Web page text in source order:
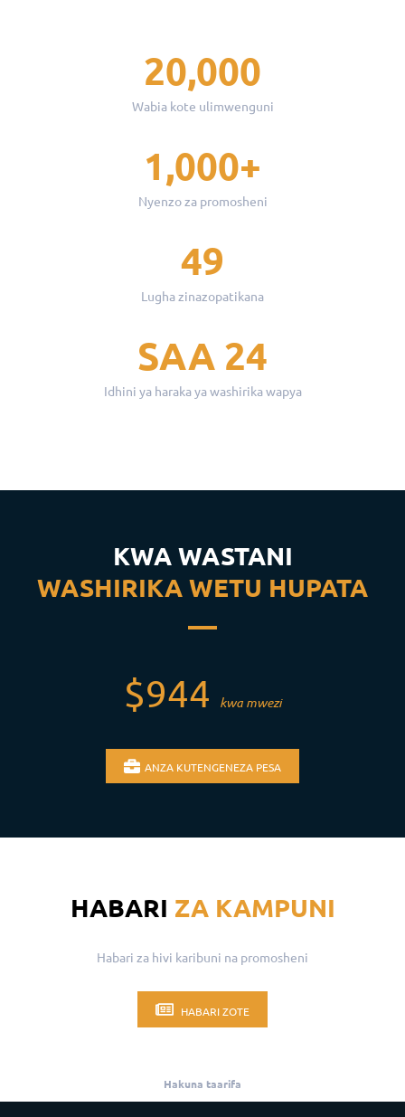
20,000
Wabia kote ulimwenguni
1,000+
Nyenzo za promosheni
49
Lugha zinazopatikana
SAA 24
Idhini ya haraka ya washirika wapya
KWA WASTANI
WASHIRIKA WETU HUPATA
$944 kwa mwezi
ANZA KUTENGENEZA PESA
HABARI ZA KAMPUNI
Habari za hivi karibuni na promosheni
HABARI ZOTE
Hakuna taarifa